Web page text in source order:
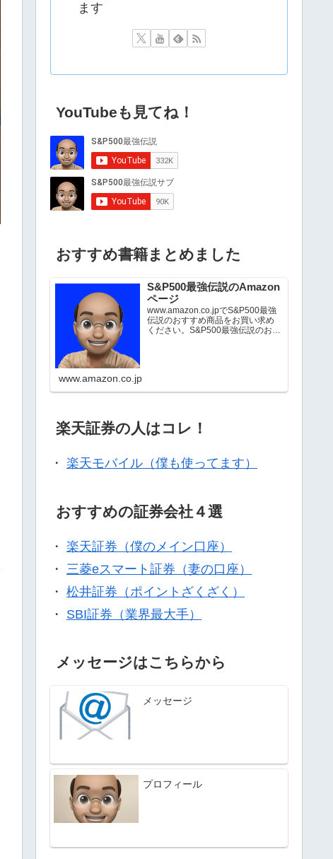
ます
YouTubeも見てね！
おすすめ書籍まとめました
S&P500最強伝説のAmazon
ページ
www.amazon.co.jpでS&P500最強
伝説のおすすめ商品をお買い求め
ください。S&P500最強伝説のお気
www.amazon.co.jp
楽天証券の人はコレ！
・ 楽天モバイル（僕も使ってます）
おすすめの証券会社４選
・ 楽天証券（僕のメイン口座）
・ 三菱eスマート証券（妻の口座）
・ 松井証券（ポイントざくざく）
・ SBI証券（業界最大手）
メッセージはこちらから
メッセージ
プロフィール